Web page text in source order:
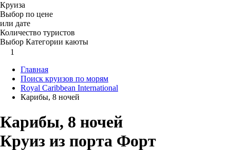
Круиза
Выбор по цене
или дате
Количество туристов
Выбор Категории каюты
1
Главная
Поиск круизов по морям
Royal Caribbean International
Карибы, 8 ночей
Карибы, 8 ночей
Круиз из порта Форт